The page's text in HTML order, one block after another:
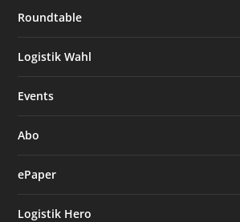
Roundtable
Logistik Wahl
Events
Abo
ePaper
Logistik Hero